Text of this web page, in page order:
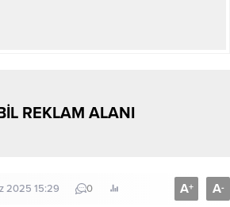
REKLAM ALANI
2025 15:29 0 A+ A-